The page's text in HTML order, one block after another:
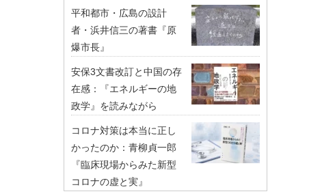
平和都市・広島の設計
者・浜井信三の著書『原
爆市長』
安保3文書改訂と中国の存
在感：『エネルギーの地
政学』を読みながら
コロナ対策は本当に正し
かったのか：青柳貞一郎
『臨床現場からみた新型
コロナの虚と実』